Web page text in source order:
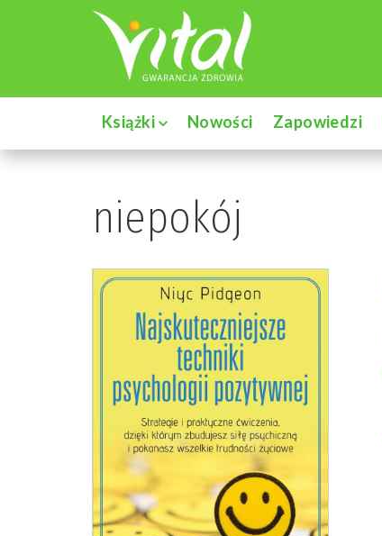
Książki Nowości Zapowiedzi
niepokój